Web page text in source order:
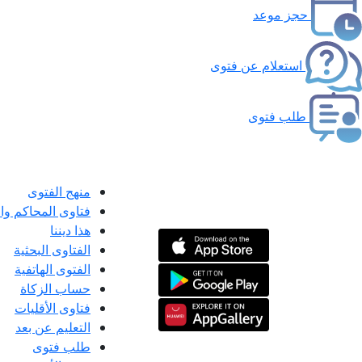
حجز موعد
استعلام عن فتوى
طلب فتوى
منهج الفتوى
فتاوى المحاكم
هذا ديننا
الفتاوى البحثية
الفتوى الهاتفية
حساب الزكاة
فتاوى الأقليات
التعليم عن بعد
طلب فتوى